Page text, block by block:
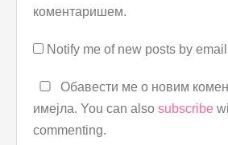
коментаришем.
Notify me of new posts by
Обавести ме о новим
имејла. You can also subscribe
commenting.